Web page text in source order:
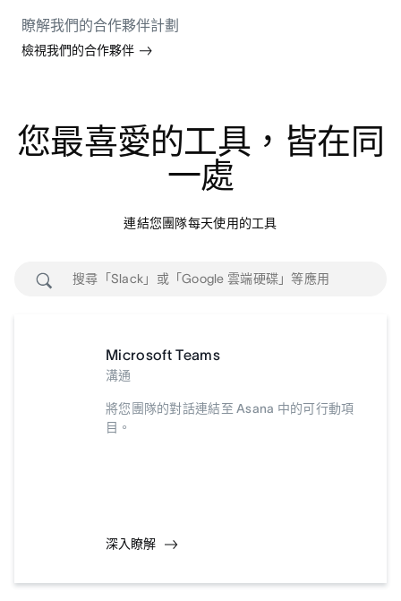
瞭解我們的合作夥伴計劃
檢視我們的合作夥伴
您最喜愛的工具，皆在同
一處
連結您團隊每天使用的工具
Microsoft Teams
溝通
將您團隊的對話連結至 Asana 中的可行動項
目。
深入瞭解